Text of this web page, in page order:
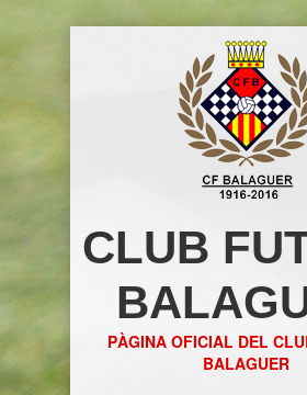
CLUB
PÀGINA OFICIAL DEL
BALAGUER